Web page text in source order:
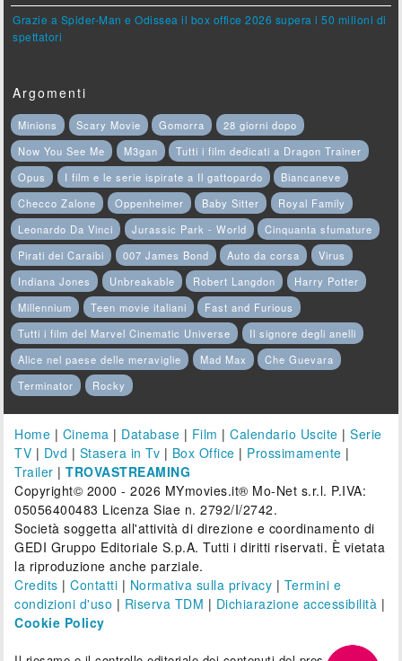
Grazie a Spider-Man e Odissea il box office 2026 supera i 50 milioni di
spettatori
Argomenti
Minions Scary Movie Gomorra
28 giorni dopo
Now You See Me
M3gan
Tutti i film dedicati a Dragon Trainer
Opus
I film e le serie ispirate a Il gattopardo
Biancaneve
Checco Zalone
Oppenheimer Baby Sitter
Royal Family
Leonardo Da Vinci
Jurassic Park - World
Cinquanta sfumature
Pirati dei Caraibi
007 James Bond Auto da corsa
Virus
Indiana Jones
Unbreakable Robert Langdon
Harry Potter
Millennium
Teen movie italiani
Fast and Furious
Tutti i film del Marvel Cinematic Universe
Il signore degli anelli
Alice nel paese delle meraviglie
Mad Max
Che Guevara
Terminator
Rocky
Home | Cinema | Database | Film |Calendario Uscite |Serie
TV | Dvd | Stasera in Tv | Box Office | Prossimamente |
Trailer |TROVASTREAMING
Copyright© 2000 - 2026 MYmovies.it® Mo-Net s.r.l. P.IVA:
05056400483 Licenza Siae n. 2792/I/2742.
Società soggetta all'attività di direzione e coordinamento di
GEDI Gruppo Editoriale S.p.A. Tutti i diritti riservati. È vietata
la riproduzione anche parziale.
Credits |Contatti | Normativa sulla privacy | Termini e
condizioni d'uso | Riserva TDM | Dichiarazione accessibilità |
Cookie Policy